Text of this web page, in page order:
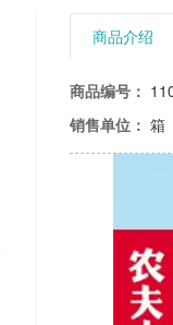
商品介绍
商品编号：
销售单位： 箱